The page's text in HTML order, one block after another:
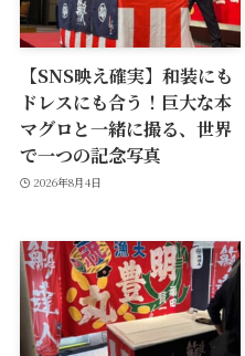
【SNS映え確実】和装にも
ドレスにも合う！巨大な本
マグロと一緒に撮る、世界
で一つの記念写真
2026年8月4日